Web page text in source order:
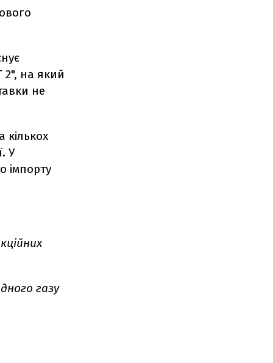
2", на який
не
кількох
У
імпорту
газу